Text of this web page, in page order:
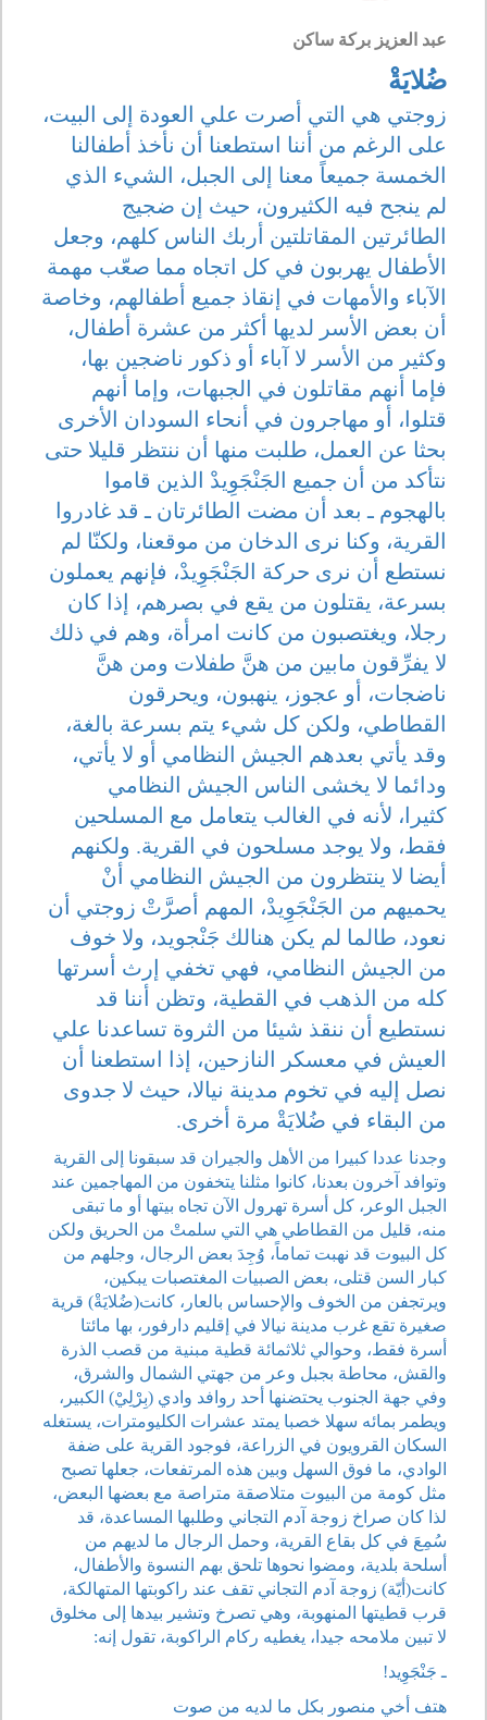
عبد العزيز بركة ساكن
ضُلايَةْ
زوجتي هي التي أصرت علي العودة إلى البيت،
على الرغم من أننا استطعنا أن نأخذ أطفالنا
الخمسة جميعاً معنا إلى الجبل، الشيء الذي
لم ينجح فيه الكثيرون، حيث إن ضجيج
الطائرتين المقاتلتين أربك الناس كلهم، وجعل
الأطفال يهربون في كل اتجاه مما صعّب مهمة
الآباء والأمهات في إنقاذ جميع أطفالهم، وخاصة
أن بعض الأسر لديها أكثر من عشرة أطفال،
وكثير من الأسر لا آباء أو ذكور ناضجين بها،
فإما أنهم مقاتلون في الجبهات، وإما أنهم
قتلوا، أو مهاجرون في أنحاء السودان الأخرى
بحثا عن العمل، طلبت منها أن ننتظر قليلا حتى
نتأكد من أن جميع الجَنْجَوِيدْ الذين قاموا
بالهجوم ـ بعد أن مضت الطائرتان ـ قد غادروا
القرية، وكنا نرى الدخان من موقعنا، ولكنّا لم
نستطع أن نرى حركة الجَنْجَوِيدْ، فإنهم يعملون
بسرعة، يقتلون من يقع في بصرهم، إذا كان
رجلا، ويغتصبون من كانت امرأة، وهم في ذلك
لا يفرِّقون مابين من هنَّ طفلات ومن هنَّ
ناضجات، أو عجوز، ينهبون، ويحرقون
القطاطي، ولكن كل شيء يتم بسرعة بالغة،
وقد يأتي بعدهم الجيش النظامي أو لا يأتي،
ودائما لا يخشى الناس الجيش النظامي
كثيرا، لأنه في الغالب يتعامل مع المسلحين
فقط، ولا يوجد مسلحون في القرية. ولكنهم
أيضا لا ينتظرون من الجيش النظامي أنْ
يحميهم من الجَنْجَوِيدْ، المهم أصرَّتْ زوجتي أن
نعود، طالما لم يكن هنالك جَنْجويد، ولا خوف
من الجيش النظامي، فهي تخفي إرث أسرتها
كله من الذهب في القطية، وتظن أننا قد
نستطيع أن ننقذ شيئا من الثروة تساعدنا علي
العيش في معسكر النازحين، إذا استطعنا أن
نصل إليه في تخوم مدينة نيالا، حيث لا جدوى
من البقاء في ضُلايَةْ مرة أخرى.
وجدنا عددا كبيرا من الأهل والجيران قد سبقونا إلى القرية
وتوافد آخرون بعدنا، كانوا مثلنا يتخفون من المهاجمين عند
الجبل الوعر، كل أسرة تهرول الآن تجاه بيتها أو ما تبقى
منه، قليل من القطاطي هي التي سلمتْ من الحريق ولكن
كل البيوت قد نهبت تماماً، وُجِدَ بعض الرجال، وجلهم من
كبار السن قتلى، بعض الصبيات المغتصبات يبكين،
ويرتجفن من الخوف والإحساس بالعار، كانت(ضُلايَةْ) قرية
صغيرة تقع غرب مدينة نيالا في إقليم دارفور، بها مائتا
أسرة فقط، وحوالي ثلاثمائة قطية مبنية من قصب الذرة
والقش، محاطة بجبل وعر من جهتي الشمال والشرق،
وفي جهة الجنوب يحتضنها أحد روافد وادي (بِرْلِيْ) الكبير،
ويطمر بمائه سهلا خصبا يمتد عشرات الكليومترات، يستغله
السكان القرويون في الزراعة، فوجود القرية على ضفة
الوادي، ما فوق السهل وبين هذه المرتفعات، جعلها تصبح
مثل كومة من البيوت متلاصقة متراصة مع بعضها البعض،
لذا كان صراخ زوجة آدم التجاني وطلبها المساعدة، قد
سُمِعَ في كل بقاع القرية، وحمل الرجال ما لديهم من
أسلحة بلدية، ومضوا نحوها تلحق بهم النسوة والأطفال،
كانت(أيّة) زوجة آدم التجاني تقف عند راكوبتها المتهالكة،
قرب قطيتها المنهوبة، وهي تصرخ وتشير بيدها إلى مخلوق
لا تبين ملامحه جيدا، يغطيه ركام الراكوبة، تقول إنه:
ـ جَنْجَوِيد!
هتف أخي منصور بكل ما لديه من صوت